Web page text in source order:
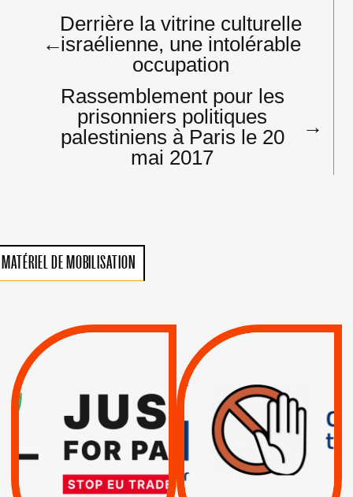
Navigation
l’article
←
Derrière la vitrine culturelle
israélienne, une intolérable
occupation
Rassemblement pour les
prisonniers politiques
palestiniens à Paris le 20
mai 2017
→
MATÉRIEL DE MOBILISATION
VIOLATIONS DES
SUSPENSION
TOTALE DE
L’ACCORD
D’ASSOCIATION UE-
RESPECT DU DROIT
INTERNATIONAL ?
TRUMP, MACRON :
MÊME COMBAT
| Actus |